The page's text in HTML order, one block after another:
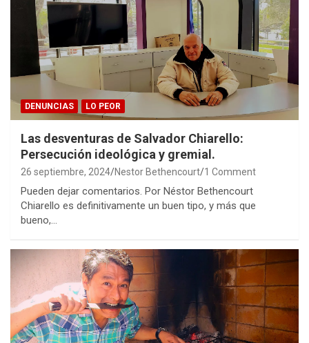
DENUNCIAS LO PEOR
Las desventuras de Salvador Chiarello:
Persecución ideológica y gremial.
26 septiembre, 2024 Nestor Bethencourt 1 Comment
Pueden dejar comentarios. Por Néstor Bethencourt
Chiarello es definitivamente un buen tipo, y más que
bueno,…